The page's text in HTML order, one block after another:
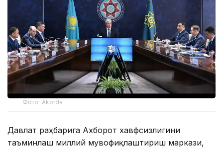
Фото: Akorda
Давлат раҳбарига Ахборот хавфсизлигини
таъминлаш миллий мувофиқлаштириш маркази,